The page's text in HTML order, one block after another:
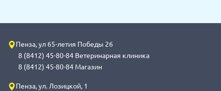
Пенза, ул 65-летия Победы 26
8 (8412) 45-80-84 Ветеринарная клиника
8 (8412) 45-80-84 Магазин
Пенза, ул. Лозицкой, 1